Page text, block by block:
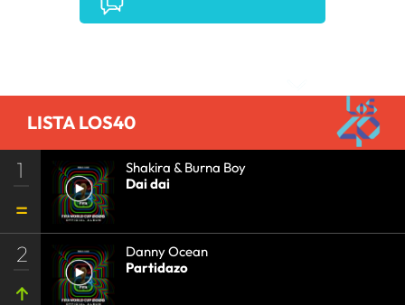
LISTA LOS40
1
Shakira & Burna Boy
Dai dai
2
Danny Ocean
Partidazo